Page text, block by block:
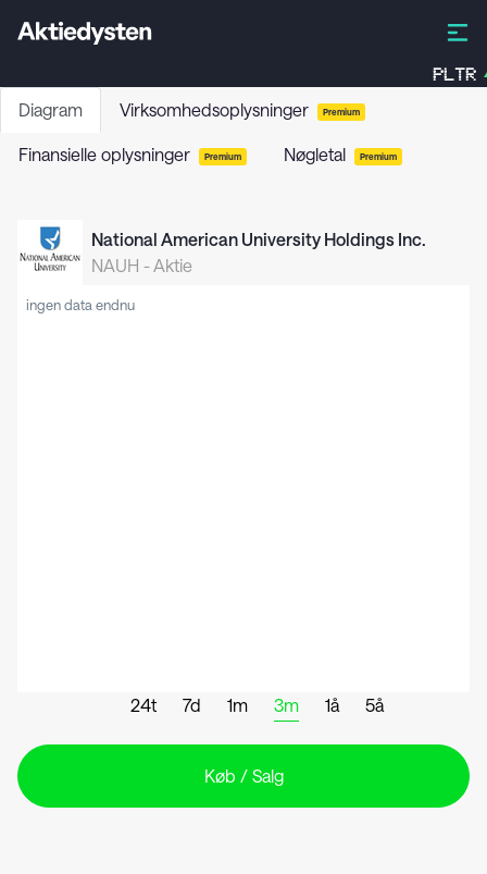
PLTR
Diagram Virksomhedsoplysninger Premium
Finansielle oplysninger Premium Nøgletal Premium
National American University Holdings Inc.
NAUH -Aktie
ingen data endnu
24t 7d 1m 3m 1å 5å
Køb / Salg